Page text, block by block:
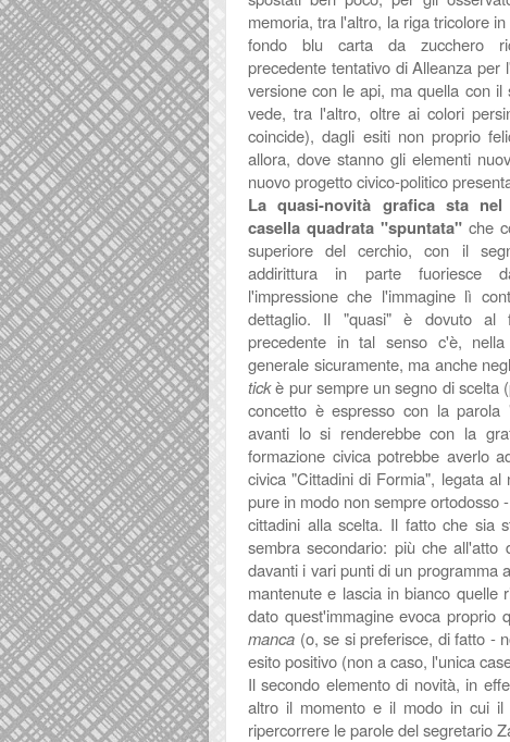
memoria, tra l'altro, la riga tricolore
fondo blu carta da zucchero
precedente tentativo di Alleanza per
versione con le api, ma quella con
vede, tra l'altro, oltre ai colori
coincide), dagli esiti non proprio
allora, dove stanno gli elementi
nuovo progetto civico-politico
La quasi-novità grafica sta
casella quadrata "spuntata"che
superiore del cerchio, con il
addirittura in parte fuoriesce
l'impressione che l'immagine lì
dettaglio. Il "quasi" è dovuto al
precedente in tal senso c'è,
generale sicuramente, ma anche
tickè pur sempre un segno di scelta
concetto è espresso con la
avanti lo si renderebbe con la
formazione civica potrebbe averlo
civica "Cittadini di Formia", legata
pure in modo non sempre ortodosso
cittadini alla scelta. Il fatto che sia
sembra secondario: più che
davanti i vari punti di un programma
mantenute e lascia in bianco quelle
dato quest'immagine evoca proprio
manca (o, se si preferisce, di fatto -
esito positivo (non a caso, l'unica
Il secondo elemento di novità, in
altro il momento e il modo in cui il
ripercorrere le parole del segretario